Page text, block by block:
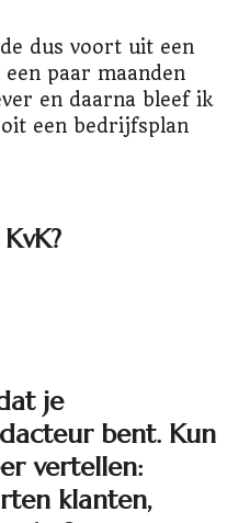
dus voort uit een
paar maanden
en daarna bleef ik
een bedrijfsplan
je
bent. Kun
vertellen:
klanten,